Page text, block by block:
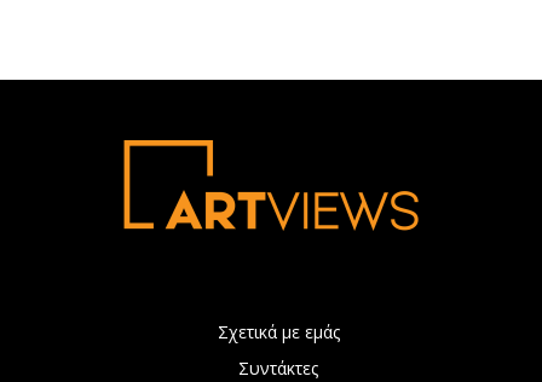
Σχετικά με εμάς
Συντάκτες